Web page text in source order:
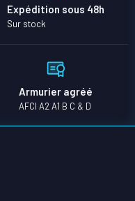
Expédition sous 48h
Sur stock
Armurier agréé
AFCI A2 A1 B C & D